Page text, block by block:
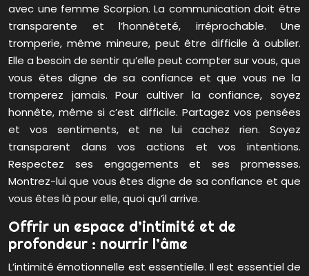
avec une femme Scorpion. La communication doit être
transparente et l’honnêteté, irréprochable. Une
tromperie, même mineure, peut être difficile à oublier.
Elle a besoin de sentir qu’elle peut compter sur vous, que
vous êtes digne de sa confiance et que vous ne la
tromperez jamais. Pour cultiver la confiance, soyez
honnête, même si c’est difficile. Partagez vos pensées
et vos sentiments, et ne lui cachez rien. Soyez
transparent dans vos actions et vos intentions.
Respectez ses engagements et ses promesses.
Montrez-lui que vous êtes digne de sa confiance et que
vous êtes là pour elle, quoi qu’il arrive.
Offrir un espace d’intimité et de
profondeur : nourrir l’âme
L’intimité émotionnelle est essentielle. Il est essentiel de